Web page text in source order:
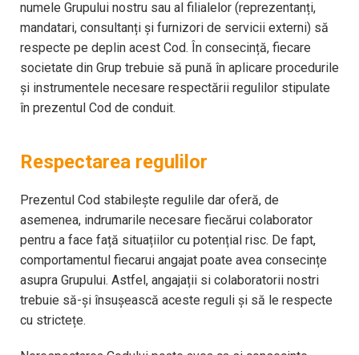
numele Grupului nostru sau al filialelor (reprezentanți,
mandatari, consultanți și furnizori de servicii externi) să
respecte pe deplin acest Cod. În consecință, fiecare
societate din Grup trebuie să pună în aplicare procedurile
și instrumentele necesare respectării regulilor stipulate
în prezentul Cod de conduit.
Respectarea regulilor
Prezentul Cod stabilește regulile dar oferă, de
asemenea, indrumarile necesare fiecărui colaborator
pentru a face față situațiilor cu potențial risc. De fapt,
comportamentul fiecarui angajat poate avea consecințe
asupra Grupului. Astfel, angajații si colaboratorii nostri
trebuie să-și însuşească aceste reguli și să le respecte
cu strictețe.